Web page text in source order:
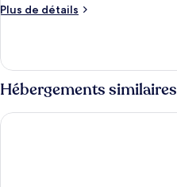
chambre :
double,
vue
sur
le
Plus de détails
Plus
Chambre
Deluxe
double,
vue
sur
Hébergements similaires
Ocean Bliss by Sugar Coliving